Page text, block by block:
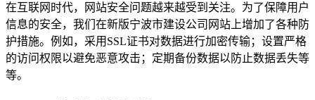
在互联网时代，网站安全问题越来越受到关注。为了保障用户
信息的安全，我们在新版宁波市建设公司网站上增加了各种防
护措施。例如，采用SSL证书对数据进行加密传输；设置严格
的访问权限以避免恶意攻击；定期备份数据以防止数据丢失等
等。